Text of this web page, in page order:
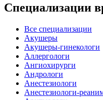
Специализации
Все специализации
Акушеры
Акушеры-гинекологи
Аллергологи
Ангиохирурги
Андрологи
Анестезиологи
Анестезиологи-